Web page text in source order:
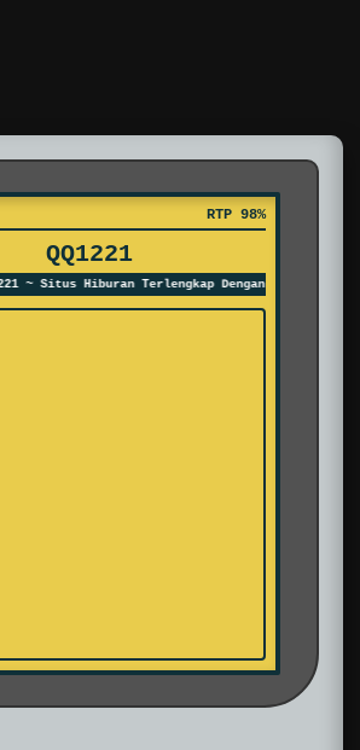
RTP 98%
QQ1221
~ Situs Hiburan Terlengkap Dengan Link Nobar